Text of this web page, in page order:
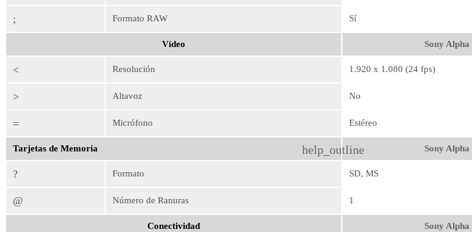
; Formato RAW Sí
Vídeo Sony Alpha
< Resolución 1.920 x 1.080 (24 fps)
> Altavoz No
= Micrófono Estéreo
Tarjetas de Memoria help_outline Sony Alpha
? Formato SD, MS
@ Número de Ranuras 1
Conectividad Sony Alpha